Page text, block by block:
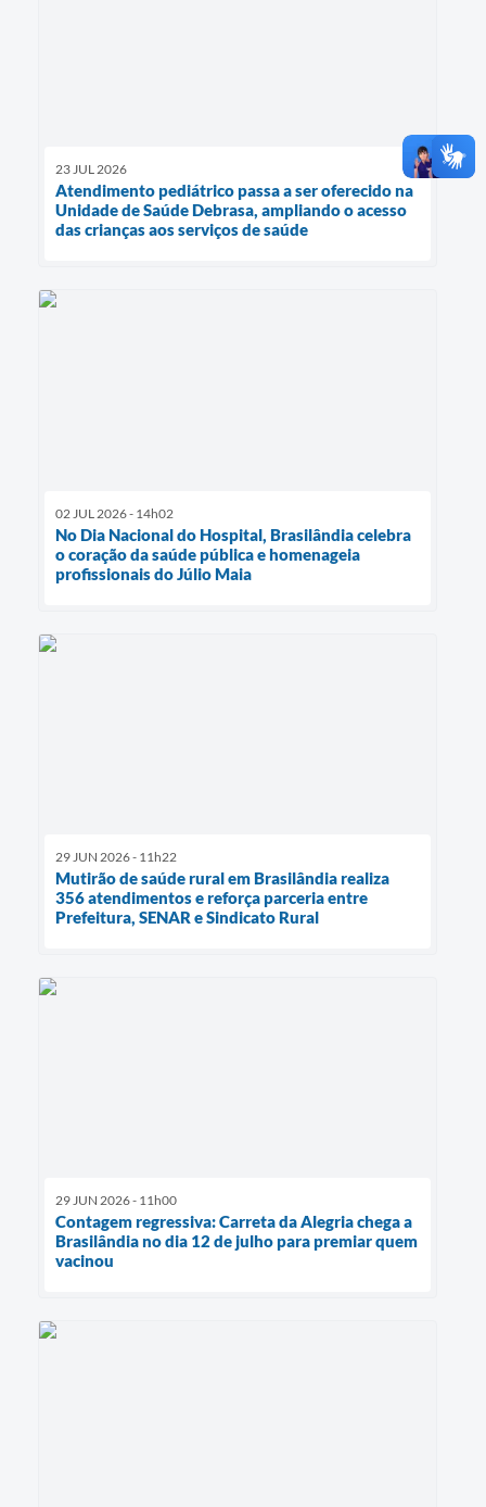
23 JUL 2026
Atendimento pediátrico passa a ser oferecido na
Unidade de Saúde Debrasa, ampliando o acesso
das crianças aos serviços de saúde
02 JUL 2026 - 14h02
No Dia Nacional do Hospital, Brasilândia celebra
o coração da saúde pública e homenageia
profissionais do Júlio Maia
29 JUN 2026 - 11h22
Mutirão de saúde rural em Brasilândia realiza
356 atendimentos e reforça parceria entre
Prefeitura, SENAR e Sindicato Rural
29 JUN 2026 - 11h00
Contagem regressiva: Carreta da Alegria chega a
Brasilândia no dia 12 de julho para premiar quem
vacinou